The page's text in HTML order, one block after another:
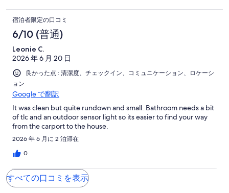
Contacted the host immediately upon arrival seeking assistance
in cancellation as there was no way our family could stay in that
tiny apartment for 6 days comfortably. Was told partial refund
would only
宿泊者限定の口コミ
6/10 (普通)
Leonie C.
2026 年 6 月 20 日
良かった点 : 清潔度、チェックイン、コミュニケーション、ロケーシ
ョン
Google で翻訳
It was clean but quite rundown and small. Bathroom needs a bit
of tlc and an outdoor sensor light so its easier to find your way
from the carport to the house.
2026 年 6 月に 2 泊滞在
0
すべての口コミを表示